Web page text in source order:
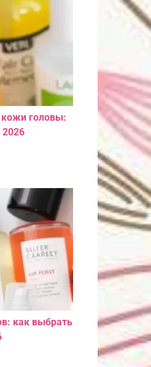
кожи головы:
как выбрать